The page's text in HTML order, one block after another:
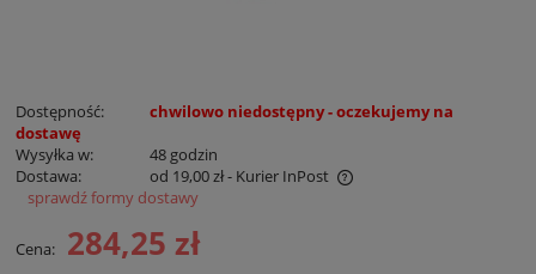
Dostępność:
chwilowo niedostępny - oczekujemy na
dostawę
Wysyłka w:
48 godzin
Dostawa:
od 19,00 zł- Kurier InPost
Cena nie zawiera ewentualnych kosztów płatności
sprawdź formy dostawy
Cena: 284,25 zł